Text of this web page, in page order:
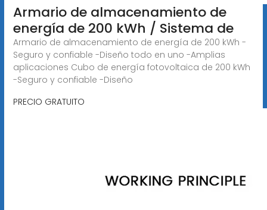
Armario de almacenamiento de
energía de 200 kWh / Sistema de
Armario de almacenamiento de energía de 200 kWh -
Seguro y confiable -Diseño todo en uno -Amplias
aplicaciones Cubo de energía fotovoltaica de 200 kWh
-Seguro y confiable -Diseño
PRECIO GRATUITO